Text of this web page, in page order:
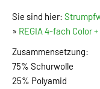
Sie sind hier:
» REGIA 4-fach Color
Zusammensetzung:
75% Schurwolle
25% Polyamid